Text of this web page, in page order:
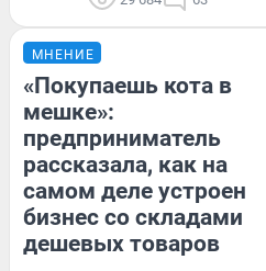
МНЕНИЕ
«Покупаешь кота в
мешке»:
предприниматель
рассказала, как на
самом деле устроен
бизнес со складами
дешевых товаров